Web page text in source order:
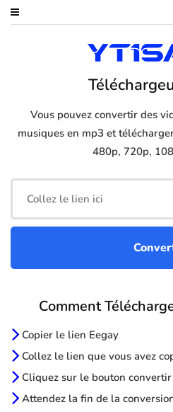
Vous pouvez convertir des
musiques en mp3 et
480p, 720p,
Comment
Copier le lien Eegay
Collez le lien que vous avez
Cliquez sur le bouton
Attendez la fin de la